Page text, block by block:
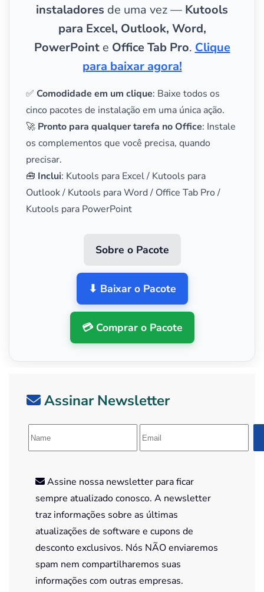
instaladores de uma vez — Kutools
para Excel, Outlook, Word,
PowerPointe Office Tab Pro.Clique
para baixar agora!
✅ Comodidade em um clique: Baixe todos os
cinco pacotes de instalação em uma única ação.
🚀 Pronto para qualquer tarefa no Office: Instale
os complementos que você precisa, quando
precisar.
🧰 Inclui: Kutools para Excel / Kutools para
Outlook / Kutools para Word / Office Tab Pro /
Kutools para PowerPoint
Sobre o Pacote
⬇ Baixar o Pacote
💳 Comprar o Pacote
Assinar Newsletter
Assine nossa newsletter para ficar
sempre atualizado conosco. A newsletter
traz informações sobre as últimas
atualizações de software e cupons de
desconto exclusivos. Nós NÃO enviaremos
spam nem compartilharemos suas
informações com outras empresas.